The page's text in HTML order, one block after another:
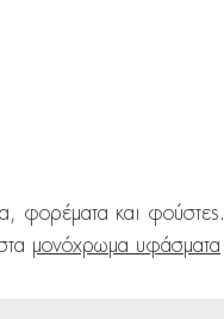
φορέματα και φούστες.
μονόχρωμα υφάσματα